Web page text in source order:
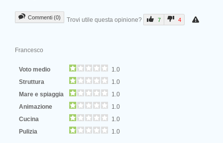
Commenti (0) Trovi utile questa opinione? 7 4
Francesco
Voto medio
1.0
Struttura
1.0
Mare e spiaggia
1.0
Animazione
1.0
Cucina
1.0
Pulizia
1.0